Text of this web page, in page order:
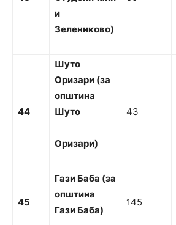
и
Зелениково)
44
Шуто
Оризари (за
општина
Шуто
Оризари)
43
45
Гази Баба (за
општина
Гази Баба)
145